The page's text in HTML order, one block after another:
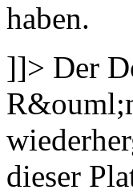
haben.
]]> Der
dieser